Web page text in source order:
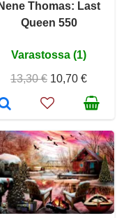
Nene Thomas: Last
Queen 550
Varastossa (1)
13,30 € 10,70 €